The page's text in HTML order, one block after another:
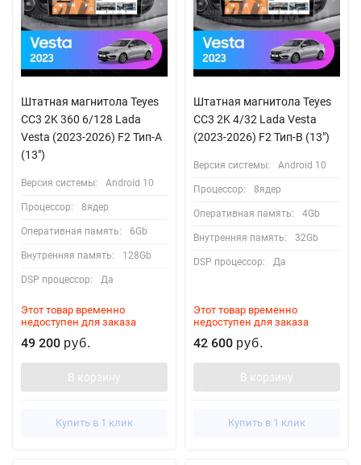
Штатная магнитола Teyes
CC3 2K 360 6/128 Lada
Vesta (2023-2026) F2 Тип-A
(13")
Версия системы: Android 10
Процессор: 8ядер
Оперативная память: 6Gb
Внутренняя память: 128Gb
DSP процессор: Да
Этот товар временно
недоступен для заказа
49 200 руб.
В корзину
Купить в 1 клик
Штатная магнитола Teyes
CC3 2K 4/32 Lada Vesta
(2023-2026) F2 Тип-B (13")
Версия системы: Android 10
Процессор: 8ядер
Оперативная память: 4Gb
Внутренняя память: 32Gb
DSP процессор: Да
Этот товар временно
недоступен для заказа
42 600 руб.
В корзину
Купить в 1 клик